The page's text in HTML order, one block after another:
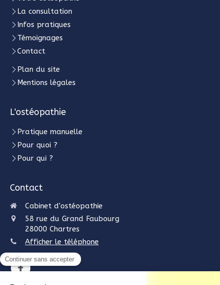
La consultation
Infos pratiques
Témoignages
Contact
Plan du site
Mentions légales
L'ostéopathie
Pratique manuelle
Pour quoi ?
Pour qui ?
Contact
Cabinet d'ostéopathie
58 rue du Grand Faubourg
28000 Chartres
Afficher le téléphone